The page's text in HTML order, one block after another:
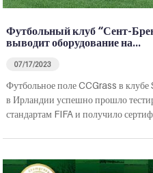
Футбольный клуб “Сент-
выводит оборудование на…
07/17/2023
Футбольное поле CCGrass в
в Ирландии успешно прошло
стандартам FIFA и получило